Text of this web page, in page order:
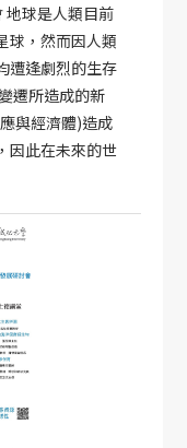
地球是人類目前
球，然而因人類
遭逢劇烈的生存
遷所造成的新
與經濟體)造成
因此在未來的世